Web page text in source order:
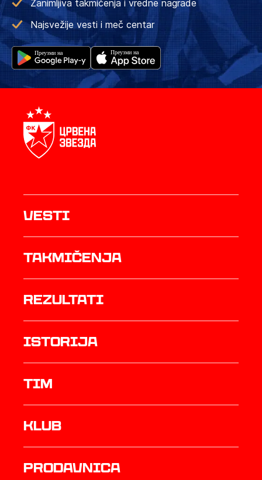
Zanimljiva takmičenja i vredne nagrade
Najsvežije vesti i meč centar
Vesti
Takmičenja
rezultati
istorija
TIM
Klub
prodavnica